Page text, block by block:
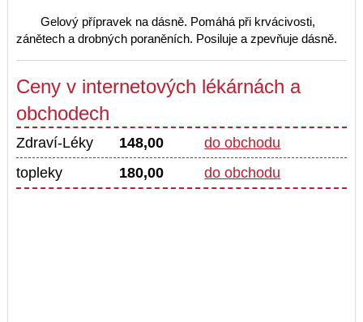
Gelový přípravek na dásně. Pomáhá při krvácivosti,
zánětech a drobných poraněních. Posiluje a zpevňuje dásně.
Ceny v internetových lékárnách a
obchodech
Zdraví-Léky 148,00
do obchodu
topleky
180,00 do obchodu